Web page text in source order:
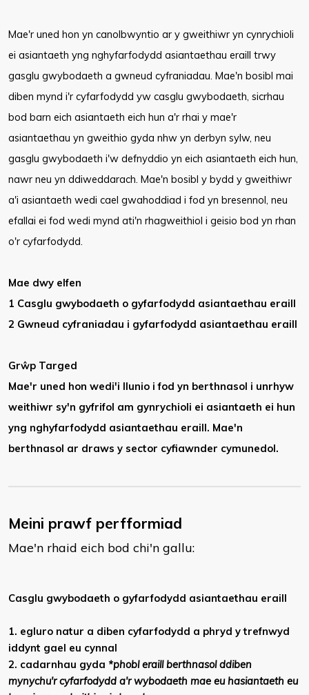
Mae'r uned hon yn canolbwyntio ar y gweithiwr yn cynrychioli
ei asiantaeth yng nghyfarfodydd asiantaethau eraill trwy
gasglu gwybodaeth a gwneud cyfraniadau. Mae'n bosibl mai
diben mynd i'r cyfarfodydd yw casglu gwybodaeth, sicrhau
bod barn eich asiantaeth eich hun a'r rhai y mae'r
asiantaethau yn gweithio gyda nhw yn derbyn sylw, neu
gasglu gwybodaeth i'w defnyddio yn eich asiantaeth eich hun,
nawr neu yn ddiweddarach. Mae'n bosibl y bydd y gweithiwr
a'i asiantaeth wedi cael gwahoddiad i fod yn bresennol, neu
efallai ei fod wedi mynd ati'n rhagweithiol i geisio bod yn rhan
o'r cyfarfodydd.
Mae dwy elfen
1 Casglu gwybodaeth o gyfarfodydd asiantaethau eraill
2 Gwneud cyfraniadau i gyfarfodydd asiantaethau eraill
Grŵp Targed
Mae'r uned hon wedi'i llunio i fod yn berthnasol i unrhyw
weithiwr sy'n gyfrifol am gynrychioli ei asiantaeth ei hun
yng nghyfarfodydd asiantaethau eraill. Mae'n
berthnasol ar draws y sector cyfiawnder cymunedol.
Meini prawf perfformiad
Mae'n rhaid eich bod chi'n gallu:
​Casglu gwybodaeth o gyfarfodydd asiantaethau eraill
1. egluro natur a diben cyfarfodydd a phryd y trefnwyd
iddynt gael eu cynnal
2. cadarnhau gyda *phobl eraill berthnasolddiben
mynychu'r cyfarfodydd a'r wybodaeth mae eu hasiantaeth eu